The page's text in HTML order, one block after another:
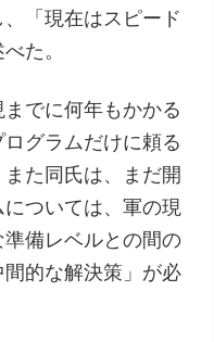
「現在はスピード
た。
でに何年もかかる
グラムだけに頼る
た同氏は、まだ開
ついては、軍の現
備レベルとの間の
的な解決策」が必